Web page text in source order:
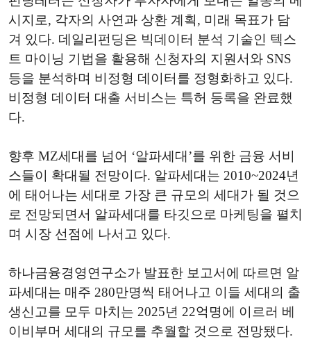
시지로, 각자의 사연과 상환 계획, 미래 목표가 담
겨 있다. 데일리펀딩은 빅데이터 분석 기술인 텍스
트 마이닝 기법을 활용해 신청자의 지원서와 SNS
등을 분석하며 비정형 데이터를 정형화하고 있다.
비정형 데이터 대출 서비스는 특허 등록을 완료했
다.
향후 MZ세대를 넘어 ‘알파세대’를 위한 금융 서비
스들이 확대될 전망이다. 알파세대는 2010~2024년
에 태어나는 세대로 가장 큰 규모의 세대가 될 것으
로 전망되면서 알파세대를 타깃으로 마케팅을 펼치
며 시장 선점에 나서고 있다.
하나금융경영연구소가 발표한 보고서에 따르면 알
파세대는 매주 280만명씩 태어나고 이들 세대의 출
생신고를 모두 마치는 2025년 22억명에 이르러 베
이비부머 세대의 규모를 추월할 것으로 전망됐다.